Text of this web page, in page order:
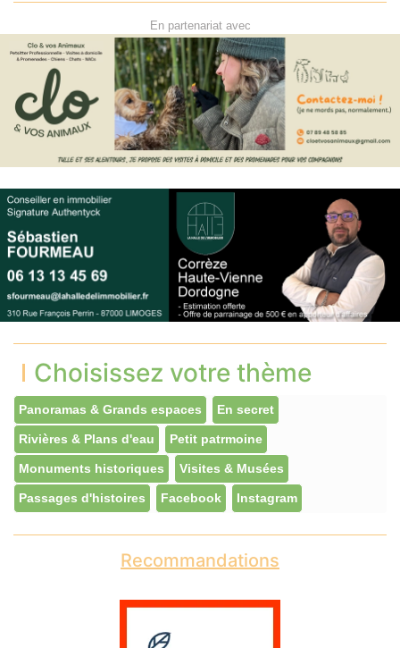
En partenariat avec
Choisissez votre thème
Panoramas & Grands espaces En secret
Rivières & Plans d'eau Petit patrmoine
Monuments historiques Visites & Musées
Passages d'histoires Facebook Instagram
Recommandations